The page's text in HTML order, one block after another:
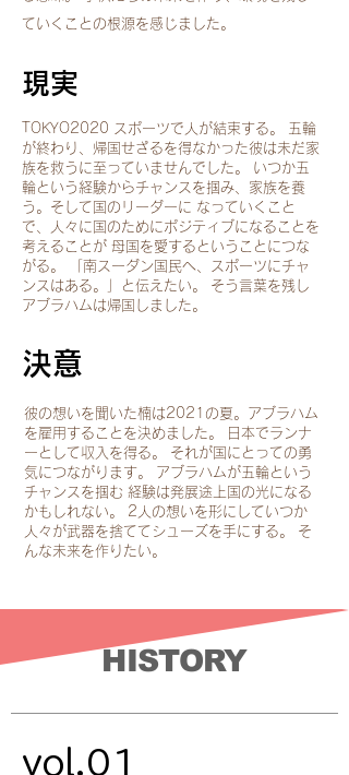
ていくことの根源を感じました。
現実
TOKYO2020 スポーツで人が結束する。 五輪
が終わり、帰国せざるを得なかった彼は未だ家
族を救うに至っていませんでした。 いつか五
輪という経験からチャンスを掴み、家族を養
う。そして国のリーダーに なっていくこと
で、人々に国のためにポジティブになることを
考えることが 母国を愛するということにつな
がる。 「南スーダン国民へ、スポーツにチャ
ンスはある。」と伝えたい。 そう言葉を残し
アブラハムは帰国しました。
決意
彼の想いを聞いた楠は2021の夏。アブラハム
を雇用することを決めました。 日本でランナ
ーとして収入を得る。 それが国にとっての勇
気につながります。 アブラハムが五輪という
チャンスを掴む 経験は発展途上国の光になる
かもしれない。 2人の想いを形にしていつか
人々が武器を捨ててシューズを手にする。 そ
んな未来を作りたい。
HISTORY
vol.01